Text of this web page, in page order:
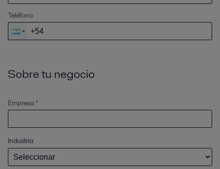
Teléfono
Sobre tu negocio
Empresa *
Industria